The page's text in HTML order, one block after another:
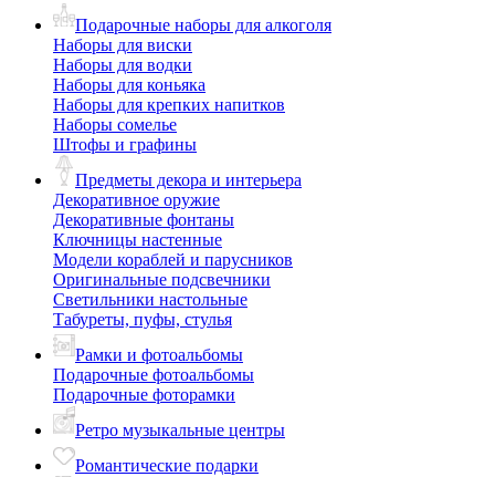
Подарочные наборы для алкоголя
Наборы для виски
Наборы для водки
Наборы для коньяка
Наборы для крепких напитков
Наборы сомелье
Штофы и графины
Предметы декора и интерьера
Декоративное оружие
Декоративные фонтаны
Ключницы настенные
Модели кораблей и парусников
Оригинальные подсвечники
Светильники настольные
Табуреты, пуфы, стулья
Рамки и фотоальбомы
Подарочные фотоальбомы
Подарочные фоторамки
Ретро музыкальные центры
Романтические подарки